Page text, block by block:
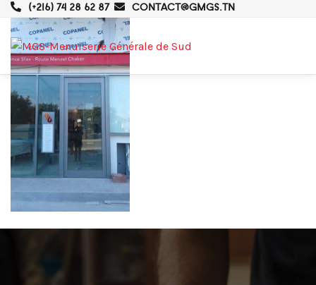
(+216) 74 28 62 87 CONTACT@GMGS.TN